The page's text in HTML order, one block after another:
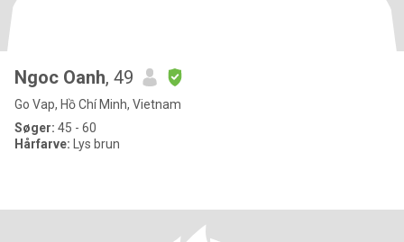
Ngoc Oanh, 49
Go Vap, Hồ Chí Minh, Vietnam
Søger: 45 - 60
Hårfarve: Lys brun